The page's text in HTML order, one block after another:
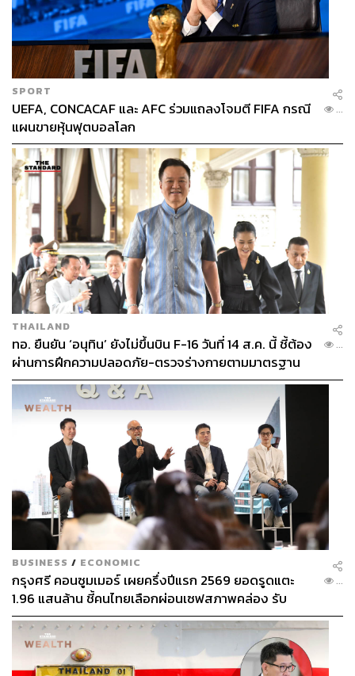
SPORT
UEFA, CONCACAF และ AFC ร่วมแถลงโจมตี FIFA กรณี
แผนขายหุ้นฟุตบอลโลก
...
THAILAND
ทอ. ยืนยัน ‘อนุทิน’ ยังไม่ขึ้นบิน F-16 วันที่ 14 ส.ค. นี้ ชี้ต้อง
ผ่านการฝึกความปลอดภัย-ตรวจร่างกายตามมาตรฐาน
ก่อน
...
BUSINESS / ECONOMIC
กรุงศรี คอนซูมเมอร์ เผยครึ่งปีแรก 2569 ยอดรูดแตะ
1.96 แสนล้าน ชี้คนไทยเลือกผ่อนเซฟสภาพคล่อง รับ
เศรษฐกิจผันผวนฉุดผลประกอบการพลาดเป้า
...